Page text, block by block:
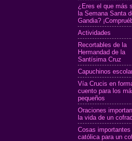
¿Eres el que más
la Semana Santa
Gandia?
Actividades
Recortables de la
Hermandad de la
Santísima Cruz
Capuchinos
Vía Crucis en
cuento para los
pequeños
Oraciones
la vida de un
Cosas
católica para un